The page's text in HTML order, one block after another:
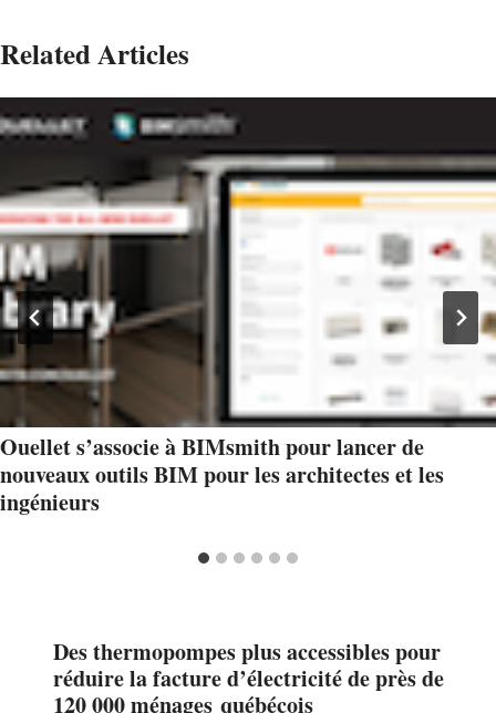
Related Articles
Ouellet s’associe à BIMsmith pour lancer de
nouveaux outils BIM pour les architectes et les
ingénieurs
Des thermopompes plus accessibles pour
réduire la facture d’électricité de près de
120 000 ménages québécois